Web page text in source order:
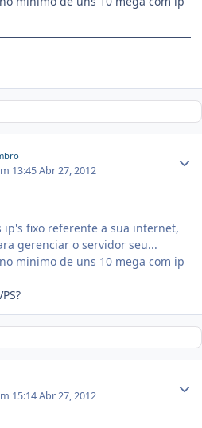
13:45Abr 27, 2012
ip's fixo referente a sua internet,
gerenciar o servidor seu...
minimo de uns 10 mega com ip
15:14Abr 27, 2012